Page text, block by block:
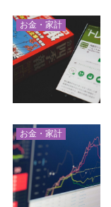
お金・家計
お金・家計